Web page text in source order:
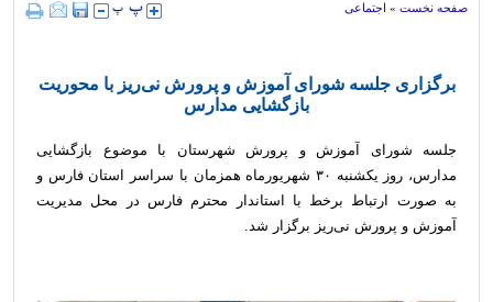
صفحه نخست » اجتماعی
برگزاری جلسه شورای آموزش و پرورش نی‌ریز با محوریت
بازگشایی مدارس
جلسه شورای آموزش و پرورش شهرستان با موضوع بازگشایی
مدارس، روز یکشنبه ۳۰ شهریورماه همزمان با سراسر استان فارس و
به صورت ارتباط برخط با استاندار محترم فارس در محل مدیریت
آموزش و پرورش نی‌ریز برگزار شد.